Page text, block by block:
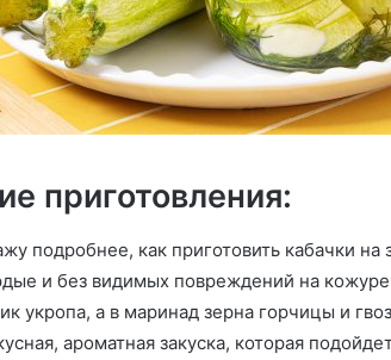
приготовления:
подробнее, как приготовить кабачки
и без видимых повреждений на
укропа, а в маринад зерна горчицы и
ароматная закуска, которая